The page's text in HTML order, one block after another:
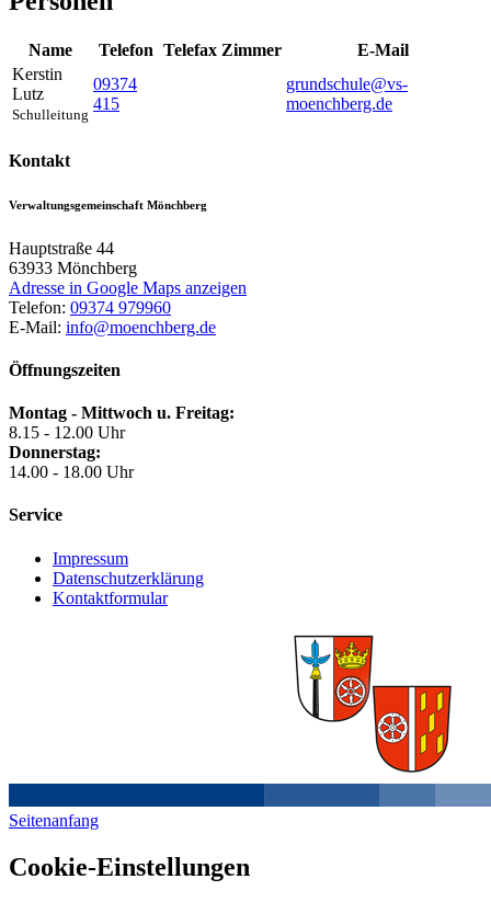
Name Telefon Telefax Zimmer
E-Mail
Kerstin
Lutz
Schulleitung
09374
415
grundschule@vs-
moenchberg.de
Kontakt
Verwaltungsgemeinschaft Mönchberg
Hauptstraße 44
63933 Mönchberg
Adresse in Google Maps anzeigen
Telefon: 09374 979960
E-Mail: info@moenchberg.de
Öffnungszeiten
Montag - Mittwoch u. Freitag:
8.15 - 12.00 Uhr
Donnerstag:
14.00 - 18.00 Uhr
Service
Impressum
Datenschutzerklärung
Kontaktformular
Seitenanfang
Cookie-Einstellungen